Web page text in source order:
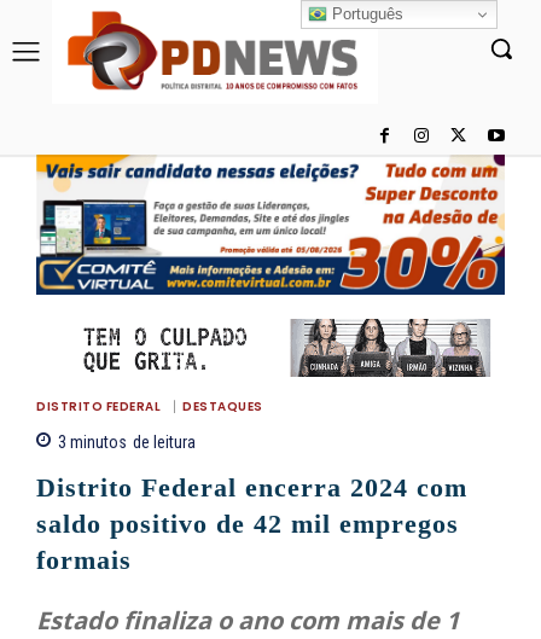
DISTRITO FEDERAL DESTAQUES
3 minutos de leitura
Distrito Federal encerra 2024 com
saldo positivo de 42 mil empregos
formais
Estado finaliza o ano com mais de 1
Português